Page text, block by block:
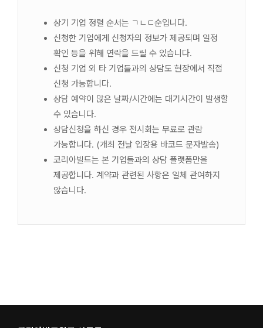
상기 기업 정렬 순서는 ㄱㄴㄷ순입니다.
신청한 기업에게 신청자의 정보가 제공되며 일정
확인 등을 위해 연락을 드릴 수 있습니다.
신청 기업 외 타 기업들과의 상담도 현장에서 직접
신청 가능합니다.
상담 예약이 많은 날짜/시간에는 대기시간이 발생할
수 있습니다.
상담신청을 하신 경우 전시회는 무료로 관람
가능합니다. (개최 전날 입장용 바코드 문자발송)
코리아빌드는 본 기업들과의 상담 플랫폼만을
제공합니다. 계약과 관련된 사항은 일체 관여하지
않습니다.